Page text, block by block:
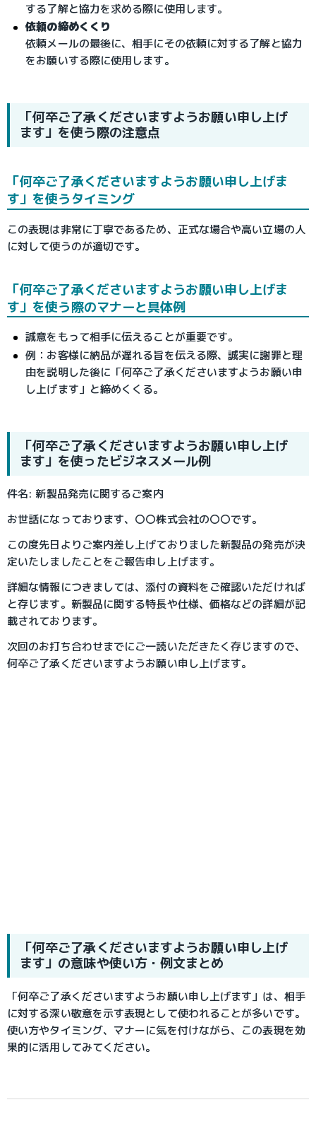
する了解と協力を求める際に使用します。
依頼の締めくくり
依頼メールの最後に、相手にその依頼に対する了解と協力
をお願いする際に使用します。
「何卒ご了承くださいますようお願い申し上げ
ます」を使う際の注意点
「何卒ご了承くださいますようお願い申し上げま
す」を使うタイミング
この表現は非常に丁寧であるため、正式な場合や高い立場の人
に対して使うのが適切です。
「何卒ご了承くださいますようお願い申し上げま
す」を使う際のマナーと具体例
誠意をもって相手に伝えることが重要です。
例：お客様に納品が遅れる旨を伝える際、誠実に謝罪と理
由を説明した後に「何卒ご了承くださいますようお願い申
し上げます」と締めくくる。
「何卒ご了承くださいますようお願い申し上げ
ます」を使ったビジネスメール例
件名: 新製品発売に関するご案内
お世話になっております、〇〇株式会社の〇〇です。
この度先日よりご案内差し上げておりました新製品の発売が決
定いたしましたことをご報告申し上げます。
詳細な情報につきましては、添付の資料をご確認いただければ
と存じます。新製品に関する特長や仕様、価格などの詳細が記
載されております。
次回のお打ち合わせまでにご一読いただきたく存じますので、
何卒ご了承くださいますようお願い申し上げます。
「何卒ご了承くださいますようお願い申し上げ
ます」の意味や使い方・例文まとめ
「何卒ご了承くださいますようお願い申し上げます」は、相手
に対する深い敬意を示す表現として使われることが多いです。
使い方やタイミング、マナーに気を付けながら、この表現を効
果的に活用してみてください。